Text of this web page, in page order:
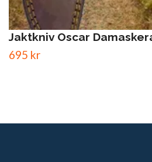
Jaktkniv Oscar
695 kr